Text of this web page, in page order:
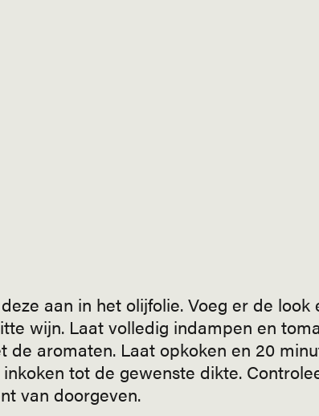
aan in het olijfolie. Voeg er de look
wijn. Laat volledig indampen en
aromaten. Laat opkoken en 20
tot de gewenste dikte.
van doorgeven.